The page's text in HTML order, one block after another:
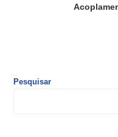
Pesquisar